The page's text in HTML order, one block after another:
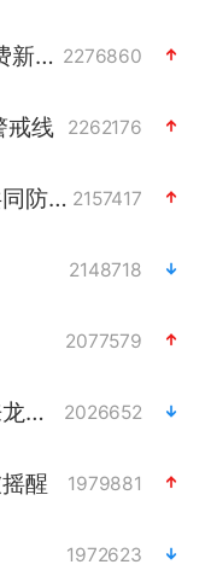
“电影+”如何激发千亿级消费新活力？ 2276860
戒线 2262176
沙特土耳其巴基斯坦签署共同防务协议 2157417
2148718
2077579
上海：台风白海豚或将带来龙卷风 2026652
醒 1979881
1972623